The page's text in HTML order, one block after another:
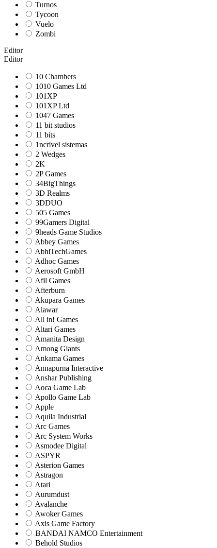
Turnos
Tycoon
Vuelo
Zombi
Editor
Editor
10 Chambers
1010 Games Ltd
101XP
101XP Ltd
1047 Games
11 bit studios
11 bits
1ncrivel sistemas
2 Wedges
2K
2P Games
34BigThings
3D Realms
3DDUO
505 Games
99Gamers Digital
9heads Game Studios
Abbey Games
AbhiTechGames
Adhoc Games
Aerosoft GmbH
Afil Games
Afterburn
Akupara Games
Alawar
All in! Games
Altari Games
Amanita Design
Among Giants
Ankama Games
Annapurna Interactive
Anshar Publishing
Aoca Game Lab
Apollo Game Lab
Apple
Aquila Industrial
Arc Games
Arc System Works
Asmodee Digital
ASPYR
Asterion Games
Astragon
Atari
Aurumdust
Avalanche
Awoker Games
Axis Game Factory
BANDAI NAMCO Entertainment
Behold Studios